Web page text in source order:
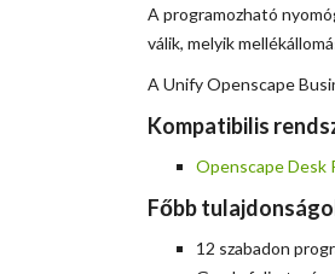
A programozható
válik, melyik
A Unify Openscape
Kompatibilis
Openscape Desk
Főbb
12 szabadon